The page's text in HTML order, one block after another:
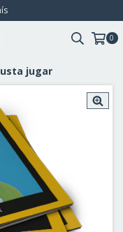
0
jugar